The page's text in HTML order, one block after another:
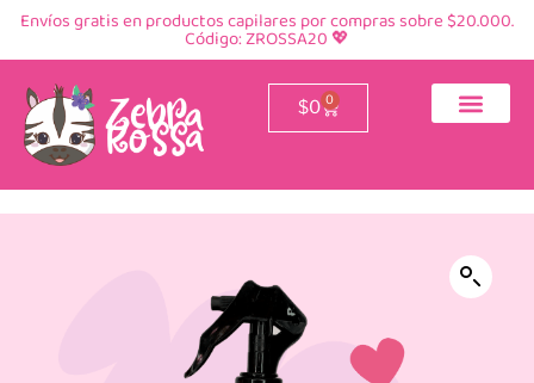
Envíos gratis en productos capilares por compras sobre $20.000.
Código: ZROSSA20 💖
$0 0